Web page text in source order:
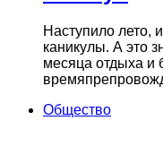
Наступило лето,
каникулы. А это
месяца отдыха и
Общество